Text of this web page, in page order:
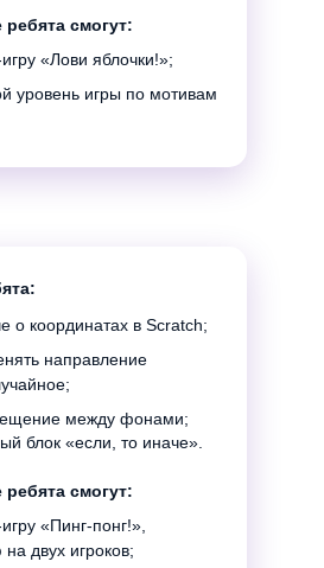
игру по
Minecraft
с
Scratch
ребята смогут:
«Лови яблочки!»;
уровень игры по мотивам
ребята смогут:
«Пинг-понг!»,
двух игроков;
о координатах в Scratch;
направление
между фонами;
блок «если, то иначе».